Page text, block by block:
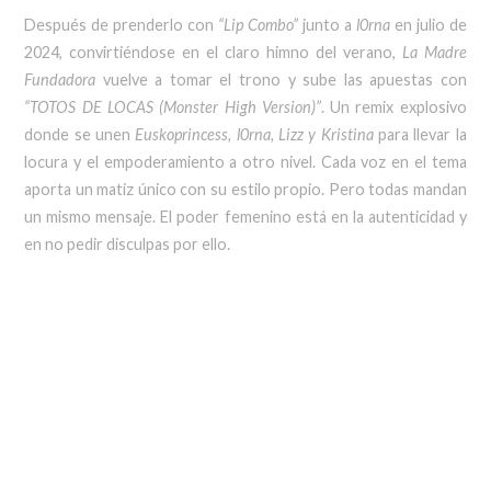
Después de prenderlo con “Lip Combo” junto a l0rna en julio de
2024, convirtiéndose en el claro himno del verano, La Madre
Fundadora vuelve a tomar el trono y sube las apuestas con
“TOTOS DE LOCAS (Monster High Version)”. Un remix explosivo
donde se unen Euskoprincess, l0rna, Lizz y Kristina para llevar la
locura y el empoderamiento a otro nivel. Cada voz en el tema
aporta un matiz único con su estilo propio. Pero todas mandan
un mismo mensaje. El poder femenino está en la autenticidad y
en no pedir disculpas por ello.